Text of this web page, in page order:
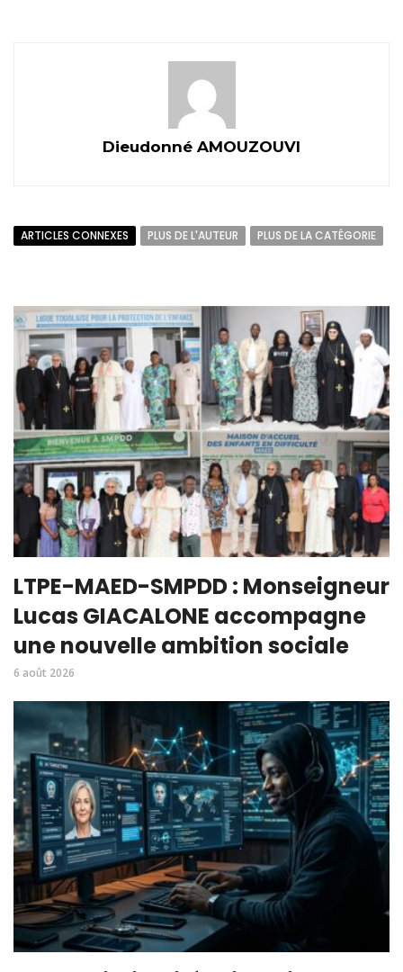
Dieudonné AMOUZOUVI
ARTICLES CONNEXES PLUS DE L'AUTEUR PLUS DE LA CATÉGORIE
LTPE-MAED-SMPDD : Monseigneur
Lucas GIACALONE accompagne
une nouvelle ambition sociale
6 août 2026